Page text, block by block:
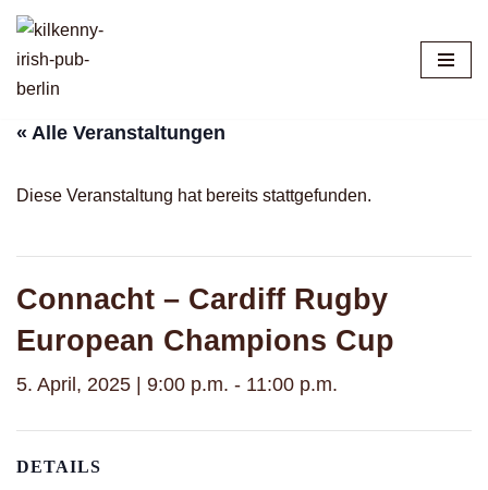
Zum
Inhalt
« Alle Veranstaltungen
Diese Veranstaltung hat bereits stattgefunden.
Connacht – Cardiff Rugby
European Champions Cup
5. April, 2025 | 9:00 p.m. - 11:00 p.m.
DETAILS